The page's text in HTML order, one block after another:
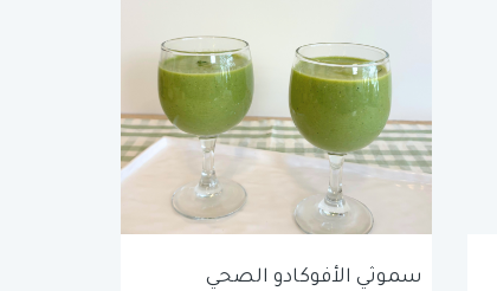
سموثي الأفوكادو الصحي